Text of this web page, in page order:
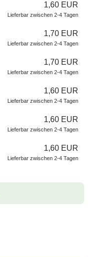
1,60 EUR
Lieferbar zwischen 2-4 Tagen
1,70 EUR
Lieferbar zwischen 2-4 Tagen
1,70 EUR
Lieferbar zwischen 2-4 Tagen
1,60 EUR
Lieferbar zwischen 2-4 Tagen
1,60 EUR
Lieferbar zwischen 2-4 Tagen
1,60 EUR
Lieferbar zwischen 2-4 Tagen